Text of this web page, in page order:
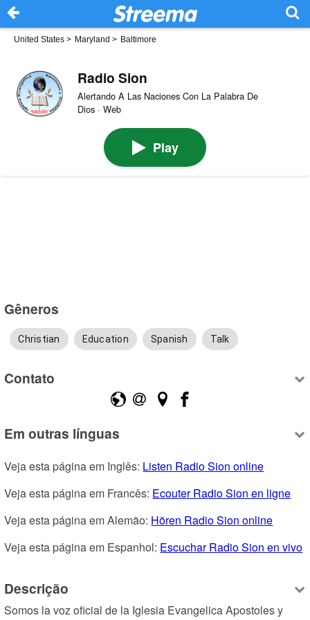
United States > Maryland > Baltimore
Radio Sion
Alertando A Las Naciones Con La Palabra De
Dios · Web
Play
Gêneros
Christian Education Spanish Talk
Contato
Em outras línguas
Veja esta página em Inglês: Listen Radio Sion online
Veja esta página em Francês: Ecouter Radio Sion en ligne
Veja esta página em Alemão: Hören Radio Sion online
Veja esta página em Espanhol: Escuchar Radio Sion en vivo
Descrição
Somos la voz oficial de la Iglesia Evangelica Apostoles y